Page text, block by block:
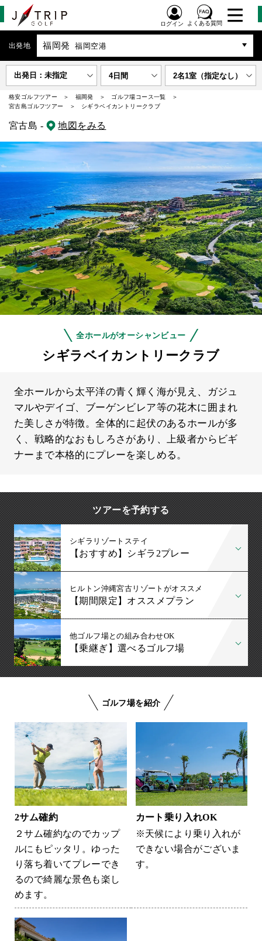
ログイン よくある質問
出発地 福岡発 福岡空港
出発日：未指定 4日間 2名1室（指定なし）
格安ゴルフツアー 福岡発
ゴルフ場コース一覧
宮古島ゴルフツアー
シギラベイカントリークラブ
宮古島 - 地図をみる
全ホールがオーシャンビュー
シギラベイカントリークラブ
全ホールから太平洋の青く輝く海が見え、ガジュ
マルやデイゴ、ブーゲンビレア等の花木に囲まれ
た美しさが特徴。全体的に起伏のあるホールが多
く、戦略的なおもしろさがあり、上級者からビギ
ナーまで本格的にプレーを楽しめる。
ツアーを予約する
シギラリゾートステイ
【おすすめ】シギラ2プレー
ヒルトン沖縄宮古リゾートがオススメ
【期間限定】オススメプラン
他ゴルフ場との組み合わせOK
【乗継ぎ】選べるゴルフ場
ゴルフ場を紹介
2サム確約
２サム確約なのでカップ
ルにもピッタリ。ゆった
り落ち着いてプレーでき
るので綺麗な景色も楽し
めます。
カート乗り入れOK
※天候により乗り入れが
できない場合がございま
す。